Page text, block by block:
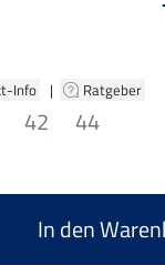
Info | Ratgeber
42 44
In den